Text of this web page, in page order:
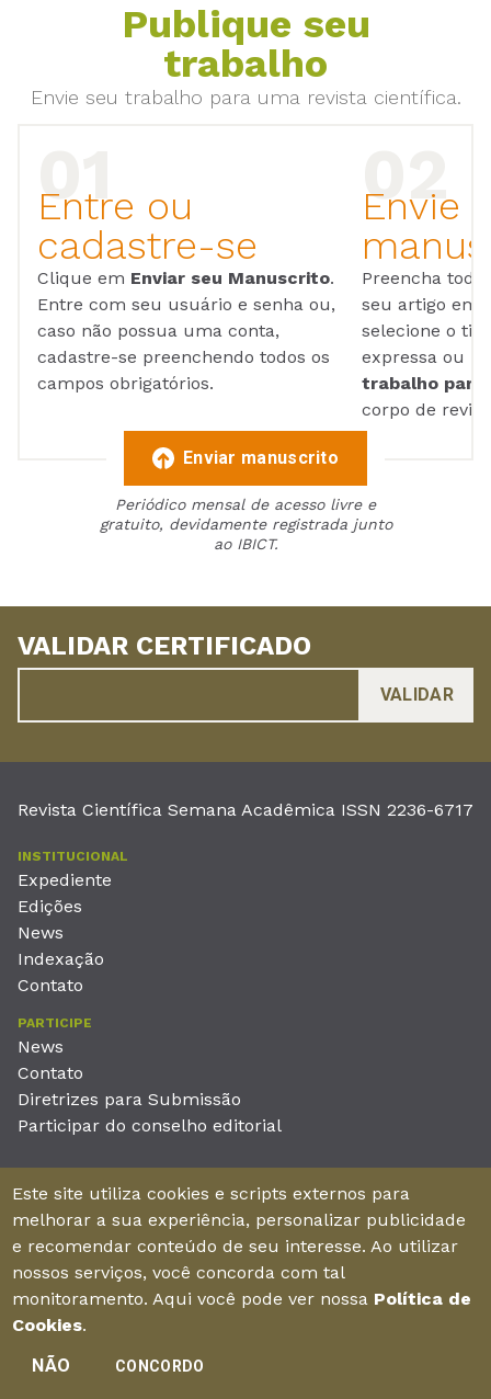
Publique seu
trabalho
Envie seu trabalho para uma revista científica.
Entre ou
cadastre-se
Clique em Enviar seu Manuscrito.
Entre com seu usuário e senha ou,
caso não possua uma conta,
cadastre-se preenchendo todos os
campos obrigatórios.
Envie
Preencha
seu artigo em
selecione o
expressa ou
trabalho para
corpo de
Enviar manuscrito
Periódico mensal de acesso livre e
gratuito, devidamente registrada junto
ao IBICT.
VALIDAR CERTIFICADO
Revista Científica Semana Acadêmica ISSN 2236-6717
INSTITUCIONAL
Expediente
Edições
News
Indexação
Contato
PARTICIPE
News
Contato
Diretrizes para Submissão
Participar do conselho editorial
Unieducar Inteligência Educacional Ltda
CNPJ: 05.569.970/0001-26
Av. Desembargador Moreira, No. 2001 – 11º andar - Bairro
Aldeota
Fortaleza – Ceará - Brasil - CEP 60170-001
Enviar manuscrito
Este site utiliza cookies e scripts externos para
melhorar a sua experiência, personalizar publicidade
e recomendar conteúdo de seu interesse. Ao utilizar
nossos serviços, você concorda com tal
monitoramento. Aqui você pode ver nossa Política de
Cookies.
NÃO
CONCORDO